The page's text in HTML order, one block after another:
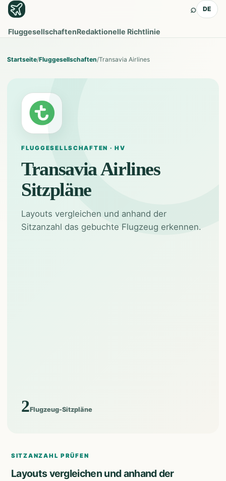
FluggesellschaftenRedaktionelle Richtlinie
⌕ DE
Startseite/Fluggesellschaften/Transavia Airlines
FLUGGESELLSCHAFTEN · HV
Transavia Airlines
Sitzpläne
Layouts vergleichen und anhand der
Sitzanzahl das gebuchte Flugzeug erkennen.
2Flugzeug-Sitzpläne
SITZANZAHL PRÜFEN
Layouts vergleichen und anhand der